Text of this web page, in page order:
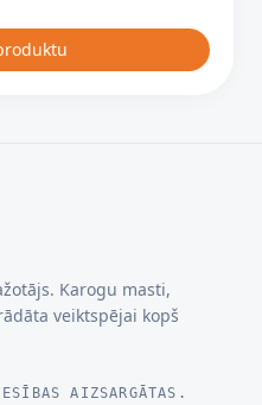
Karogu masti,
veiktspējai kopš
AIZSARGĀTAS.